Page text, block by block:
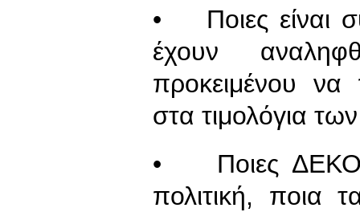
• Ποιες είναι
έχουν
προκειμένου να
στα τιμολόγια
• Ποιες ΔΕΚΟ
πολιτική, ποια